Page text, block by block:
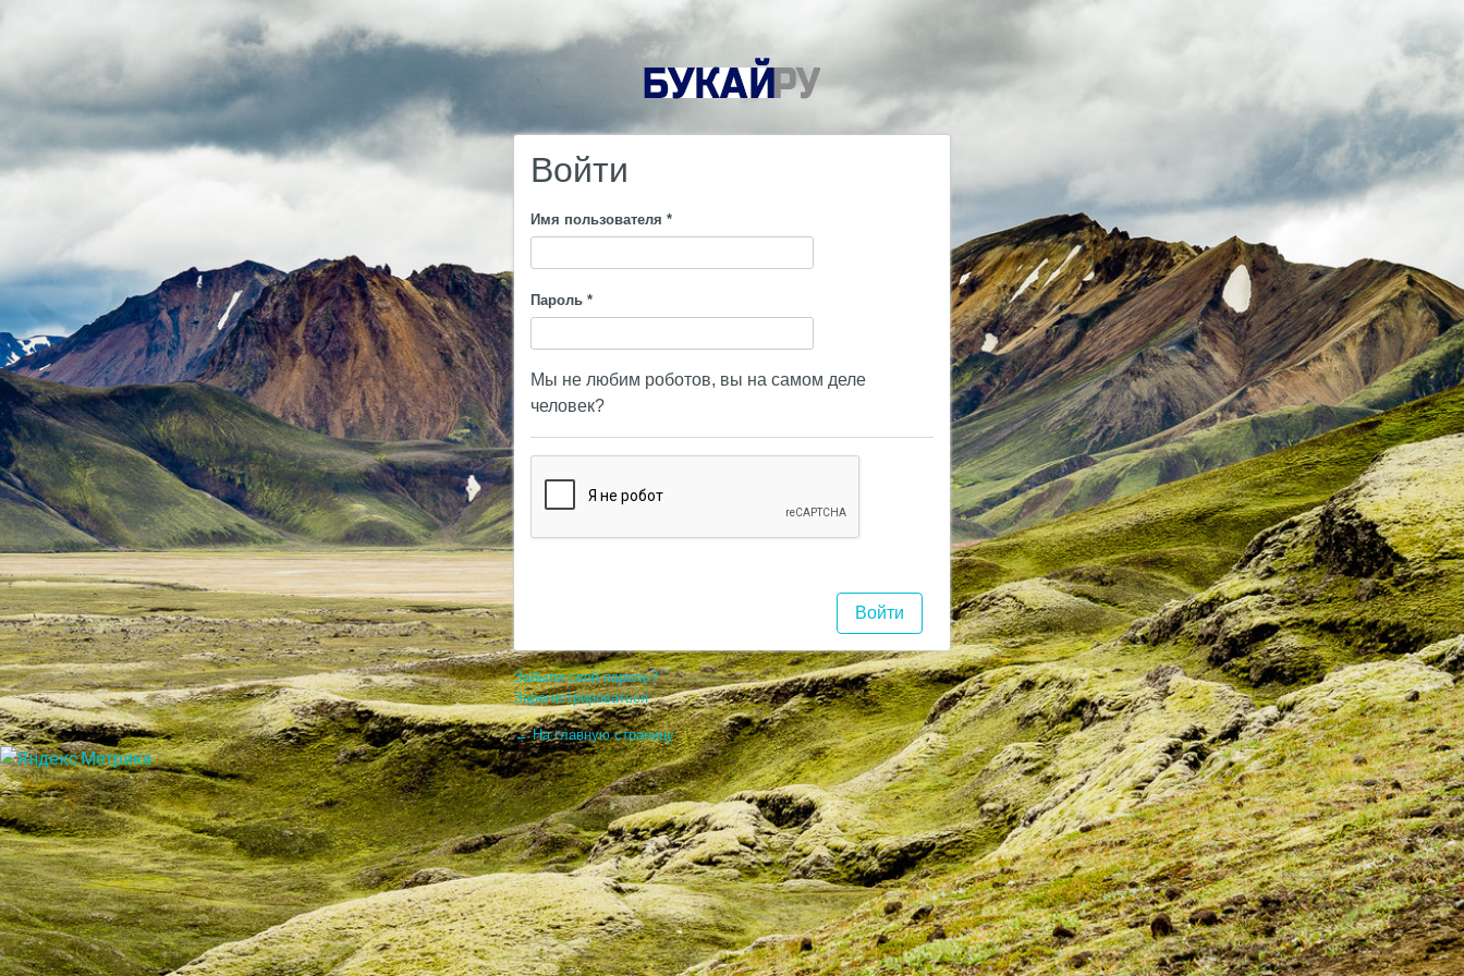
Войти
Имя пользователя *
Пароль *
Мы не любим роботов, вы на самом деле
человек?
Забыли свой пароль?
Зарегистрироваться
← На главную страницу